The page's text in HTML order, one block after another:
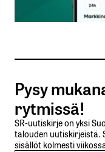
Tilaa
Lähetä
Pysy
rytmissä!
SR-uutiskirje on yksi
talouden uutiskirjeistä.
sisällöt kolmesti